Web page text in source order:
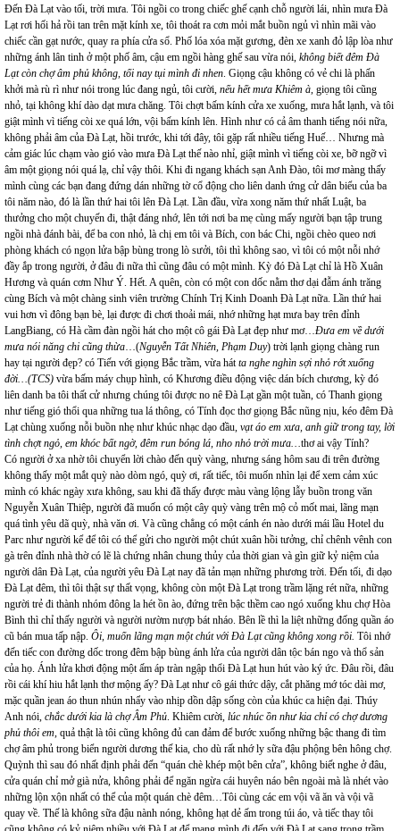
Đến Đà Lạt vào tối, trời mưa. Tôi ngồi co trong chiếc ghế cạnh chỗ người lái, nhìn mưa Đà
Lạt rơi hối hả rồi tan trên mặt kính xe, tôi thoát ra cơn mỏi mắt buồn ngủ vì nhìn mãi vào
chiếc cần gạt nước, quay ra phía cửa sổ. Phố lóa xóa mặt gương, đèn xe xanh đỏ lập lòa như
những ánh lân tinh ở một phố âm, cậu em ngồi hàng ghế sau vừa nói, không biết đêm Đà
Lạt còn chợ âm phủ không, tối nay tụi mình đi nhen. Giọng cậu không có vẻ chi là phấn
khởi mà rù rì như nói trong lúc đang ngủ, tôi cười, nếu hết mưa Khiêm à, giọng tôi cũng
nhỏ, tại không khí dào dạt mưa chăng. Tôi chợt bấm kính cửa xe xuống, mưa hắt lạnh, và tôi
giật mình vì tiếng còi xe quá lớn, vội bấm kính lên. Hình như có cả âm thanh tiếng nói nữa,
không phải âm của Đà Lạt, hồi trước, khi tới đây, tôi gặp rất nhiều tiếng Huế… Nhưng mà
cảm giác lúc chạm vào gió vào mưa Đà Lạt thế nào nhỉ, giật mình vì tiếng còi xe, bỡ ngỡ vì
âm một giọng nói quá lạ, chỉ vậy thôi. Khi đi ngang khách sạn Anh Đào, tôi mơ màng thấy
mình cùng các bạn đang đứng dán những tờ cổ động cho liên danh ứng cử dân biểu của ba
tôi năm nào, đó là lần thứ hai tôi lên Đà Lạt. Lần đầu, vừa xong năm thứ nhất Luật, ba
thưởng cho một chuyến đi, thật đáng nhớ, lên tới nơi ba mẹ cùng mấy người bạn tập trung
ngồi nhà đánh bài, để ba con nhỏ, là chị em tôi và Bích, con bác Chi, ngồi chèo queo nơi
phòng khách có ngọn lửa bập bùng trong lò sưởi, tôi thì không sao, vì tôi có một nỗi nhớ
đầy ắp trong người, ở đâu đi nữa thì cũng đâu có một mình. Kỳ đó Đà Lạt chỉ là Hồ Xuân
Hương và quán cơm Như Ý. Hết. A quên, còn có một con dốc nằm thơ dại đẫm ánh trăng
cùng Bích và một chàng sinh viên trường Chính Trị Kinh Doanh Đà Lạt nữa. Lần thứ hai
vui hơn vì đông bạn bè, lại được đi chơi thoải mái, nhớ những hạt mưa bay trên đỉnh
LangBiang, có Hà cầm đàn ngồi hát cho một cô gái Đà Lạt đẹp như mơ…Đưa em về dưới
mưa nói năng chi cũng thừa…(Nguyễn Tất Nhiên, Phạm Duy) trời lạnh giọng chàng run
hay tại người đẹp? có Tiến với giọng Bắc trầm, vừa hátta nghe nghìn sợi nhỏ rớt xuống
đời…(TCS) vừa bấm máy chụp hình, có Khương điều động việc dán bích chương, kỳ đó
liên danh ba tôi thất cử nhưng chúng tôi được no nê Đà Lạt gần một tuần, có Thanh giọng
như tiếng gió thổi qua những tua lá thông, có Tính đọc thơ giọng Bắc nũng nịu, kéo đêm Đà
Lạt chùng xuống nỗi buồn nhẹ như khúc nhạc dạo đầu, vạt áo em xưa, anh giữ trong tay, lời
tình chợt ngỏ, em khóc bất ngờ, đêm run bóng lá, nho nhỏ trời mưa…thơ ai vậy Tính?
Có người ở xa nhờ tôi chuyển lời chào đến quỳ vàng, nhưng sáng hôm sau đi trên đường
không thấy một mắt quỳ nào dòm ngó, quỳ ơi, rất tiếc, tôi muốn nhìn lại để xem cảm xúc
mình có khác ngày xưa không, sau khi đã thấy được màu vàng lộng lẫy buồn trong văn
Nguyễn Xuân Thiệp, người đã muốn có một cây quỳ vàng trên mộ cỏ mốt mai, lãng mạn
quá tình yêu dã quỳ, nhà văn ơi. Và cũng chẳng có một cánh én nào dưới mái lầu Hotel du
Parc như người kể để tôi có thể gửi cho người một chút xuân hồi tưởng, chỉ chênh vênh con
gà trên đỉnh nhà thờ có lẽ là chứng nhân chung thủy của thời gian và gìn giữ kỷ niệm của
người dân Đà Lạt, của người yêu Đà Lạt nay đã tản mạn những phương trời. Đến tối, đi dạo
Đà Lạt đêm, thì tôi thật sự thất vọng, không còn một Đà Lạt trong trầm lặng rét nữa, những
người trẻ đi thành nhóm đông la hét ồn ào, đứng trên bậc thềm cao ngó xuống khu chợ Hòa
Bình thì chỉ thấy người và người nườm nượp bát nháo. Bên lề thì la liệt những đống quần áo
cũ bán mua tấp nập. Ôi, muốn lãng mạn một chút với Đà Lạt cũng không xong rồi. Tôi nhớ
đến tiếc con đường dốc trong đêm bập bùng ánh lửa của người dân tộc bán ngo và thổ sản
của họ. Ánh lửa khơi động một ấm áp tràn ngập thổi Đà Lạt hun hút vào ký ức. Đâu rồi, đâu
rồi cái khí hiu hắt lạnh thơ mộng ấy? Đà Lạt như cô gái thức dậy, cắt phăng mớ tóc dài mơ,
mặc quần jean áo thun nhún nhẩy vào nhịp dồn dập sống còn của khúc ca hiện đại. Thúy
Anh nói, chắc dưới kia là chợ Âm Phủ. Khiêm cười, lúc nhúc ồn như kia chỉ có chợ dương
phủ thôi em, quả thật là tôi cũng không đủ can đảm để bước xuống những bậc thang đi tìm
chợ âm phủ trong biển người dương thế kia, cho dù rất nhớ ly sữa đậu phộng bên hông chợ.
Quỳnh thì sau đó nhất định phải đến “quán chè khép một bên cửa”, không biết nghe ở đâu,
cửa quán chỉ mở già nửa, không phải để ngăn ngừa cái huyên náo bên ngoài mà là nhét vào
những lộn xộn nhất có thể của một quán chè đêm…Tôi cùng các em vội vã ăn và vội vã
quay về. Thế là không sữa đậu nành nóng, không hạt dẻ ấm trong túi áo, và tiếc thay tôi